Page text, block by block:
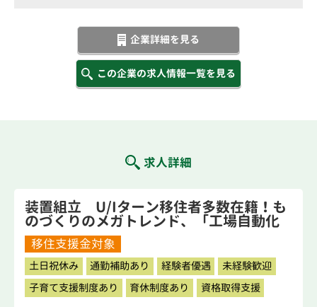
企業詳細を見る
この企業の求人情報一覧を見る
求人詳細
装置組立 U/Iターン移住者多数在籍！も
のづくりのメガトレンド、「工場自動化
装置」を一緒に作りましょう！！
移住支援金対象
土日祝休み 通勤補助あり 経験者優遇
未経験歓迎
子育て支援制度あり
育休制度あり 資格取得支援